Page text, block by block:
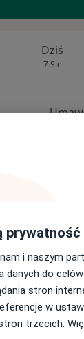
Dziś
7 Sie
Dziś
7 Sie
prywatność
i naszym
danych do
stron
w
trzecich.